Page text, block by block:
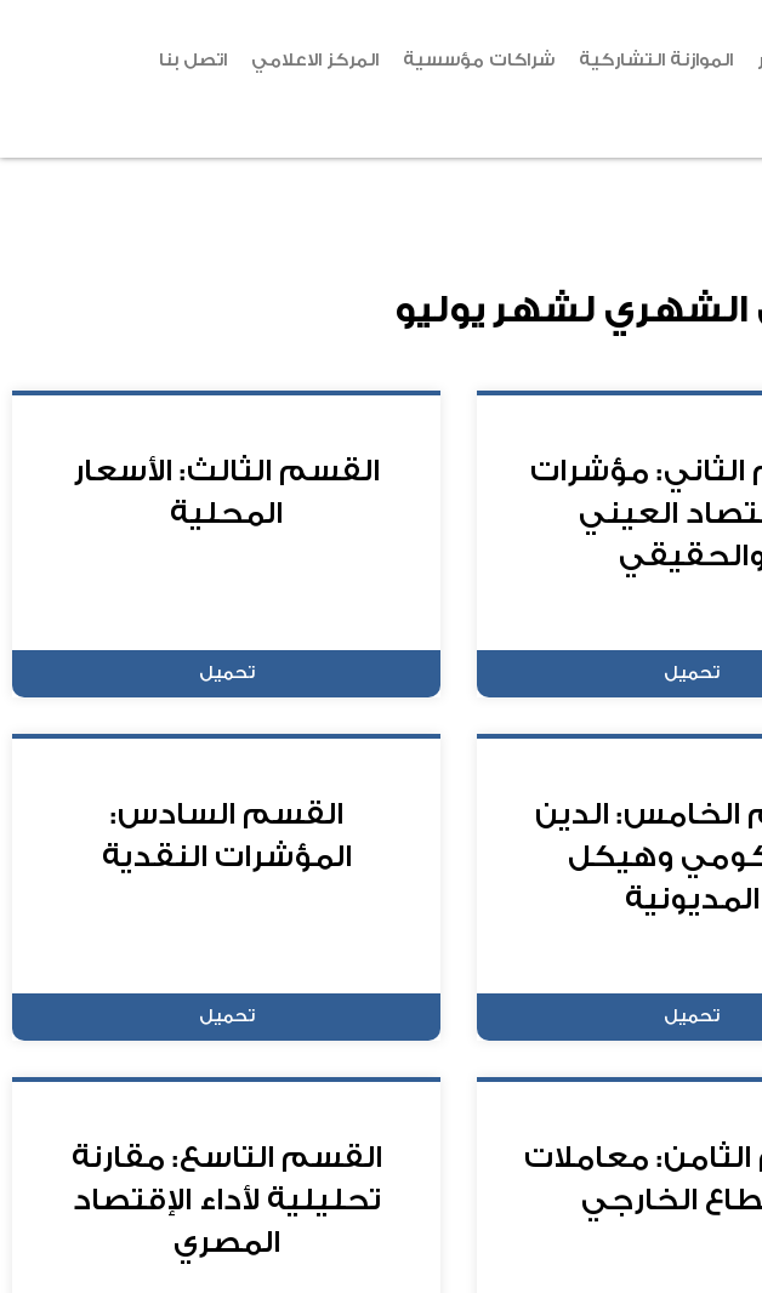
الموازنة التشاركية شراكات مؤسسية المركز الاعلامي
اتصل بنا
يوليو الشهري لشهر
الثاني: مؤشرات
العيني
تحميل
القسم الثالث: الأسعار
المحلية
تحميل
الخامس: الدين
وهيكل
المديونية
تحميل
القسم السادس:
المؤشرات النقدية
تحميل
معاملات
الخارجي
القسم التاسع: مقارنة
تحليلية لأداء الإقتصاد
المصري